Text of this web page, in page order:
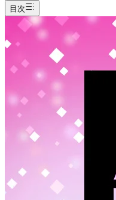
目次